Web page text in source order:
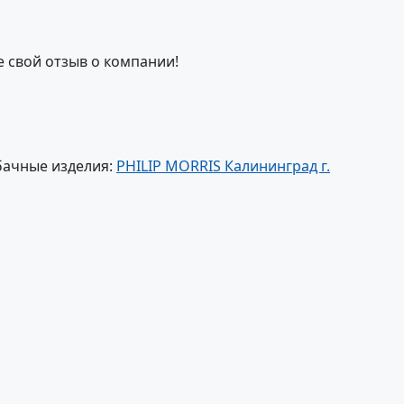
свой отзыв о компании!
изделия: PHILIP MORRIS Калининград г.